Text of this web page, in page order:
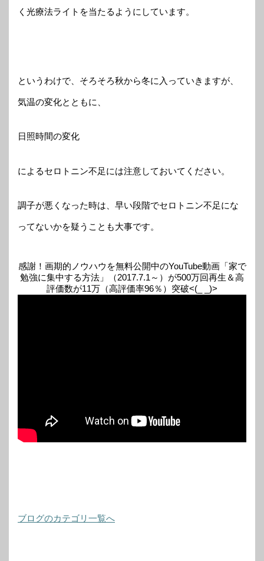
く光療法ライトを当たるようにしています。
というわけで、そろそろ秋から冬に入っていきますが、
気温の変化とともに、
日照時間の変化
によるセロトニン不足には注意しておいてください。
調子が悪くなった時は、早い段階でセロトニン不足にな
ってないかを疑うことも大事です。
感謝！画期的ノウハウを無料公開中のYouTube動画「家で
勉強に集中する方法」（2017.7.1～）が500万回再生＆高
評価数が11万（高評価率96％）突破<(_ _)>
ブログのカテゴリ一覧へ